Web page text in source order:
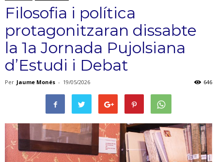
Filosofia i política
protagonitzaran dissabte
la 1a Jornada Pujolsiana
d’Estudi i Debat
Per Jaume Monés - 19/05/2026 646